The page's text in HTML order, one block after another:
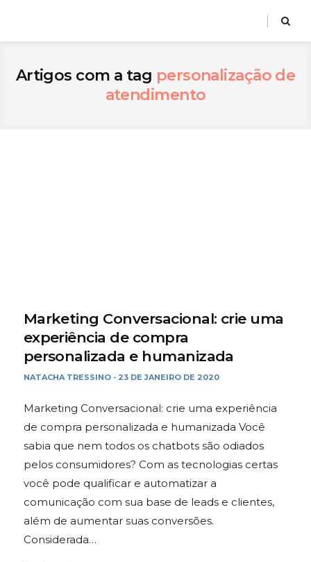
Artigos com a tag personalização de
atendimento
Marketing Conversacional: crie uma
experiência de compra
personalizada e humanizada
NATACHA TRESSINO - 23 DE JANEIRO DE 2020
Marketing Conversacional: crie uma experiência
de compra personalizada e humanizada Você
sabia que nem todos os chatbots são odiados
pelos consumidores? Com as tecnologias certas
você pode qualificar e automatizar a
comunicação com sua base de leads e clientes,
além de aumentar suas conversões.
Considerada…